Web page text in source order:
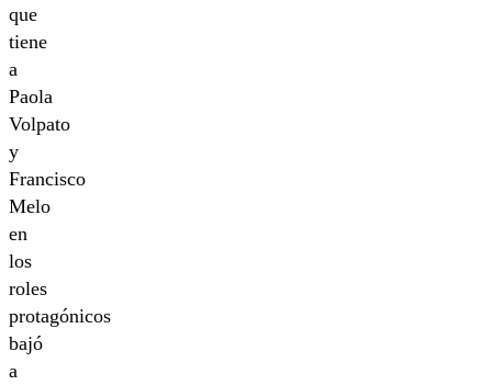
que
tiene
a
Paola
Volpato
y
Francisco
Melo
en
los
roles
protagónicos
bajó
a